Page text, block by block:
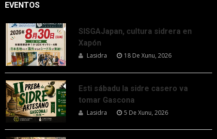
EVENTOS
SISGAJapan, cultura sidrera en
Xapón
Lasidra 18 De Xunu, 2026
Esti sábadu la sidre casero va
tomar Gascona
Lasidra 5 De Xunu, 2026